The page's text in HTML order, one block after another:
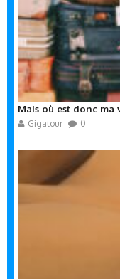
Mais où est donc ma
Gigatour 0